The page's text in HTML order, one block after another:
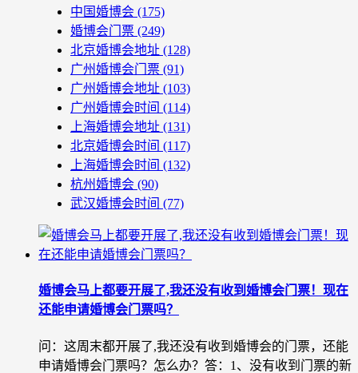
中国婚博会 (175)
婚博会门票 (249)
北京婚博会地址 (128)
广州婚博会门票 (91)
广州婚博会地址 (103)
广州婚博会时间 (114)
上海婚博会地址 (131)
北京婚博会时间 (117)
上海婚博会时间 (132)
杭州婚博会 (90)
武汉婚博会时间 (77)
婚博会马上都要开展了,我还没有收到婚博会门票！现在
还能申请婚博会门票吗？
问：这周末都开展了,我还没有收到婚博会的门票，还能
申请婚博会门票吗？怎么办？答：1、没有收到门票的新